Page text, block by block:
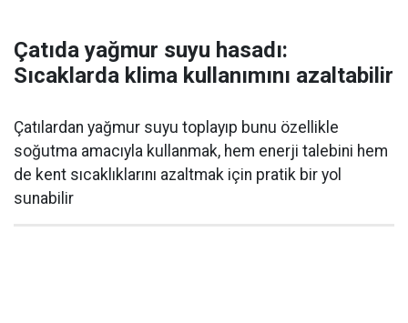
Çatıda yağmur suyu hasadı:
Sıcaklarda klima kullanımını azaltabilir
Çatılardan yağmur suyu toplayıp bunu özellikle
soğutma amacıyla kullanmak, hem enerji talebini hem
de kent sıcaklıklarını azaltmak için pratik bir yol
sunabilir